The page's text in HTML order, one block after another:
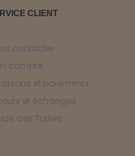
CLIENT
contacter
compte
et paiements
et échanges
des Tailles